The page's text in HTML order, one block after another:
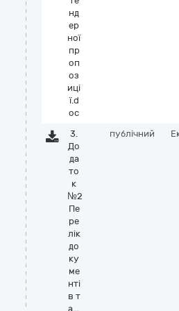
нд
ер
ної
пр
оп
оз
иці
ї.d
oc
3.
До
да
то
к
№2
Пе
ре
лік
до
ку
ме
нті
в т
а_
публічний